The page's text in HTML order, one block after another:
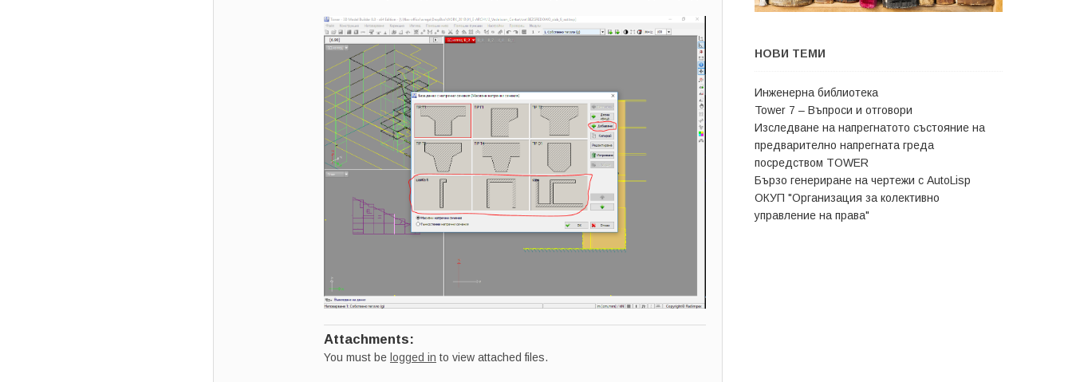
Attachments:
You must be logged in to view attached files.
НОВИ ТЕМИ
Инженерна библиотека
Tower 7 – Въпроси и отговори
Изследване на напрегнатото състояние на
предварително напрегната греда
посредством TOWER
Бързо генериране на чертежи с АutoLisp
ОКУП "Организация за колективно
управление на права"